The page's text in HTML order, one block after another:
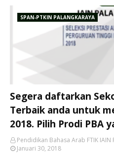
SPAN-PTKIN PALANGKARAYA
Segera daftarkan
Terbaik anda untuk
2018. Pilih Prodi PBA
Pendidikan Bahasa Arab FTIK IAIN
Januari 30, 2018